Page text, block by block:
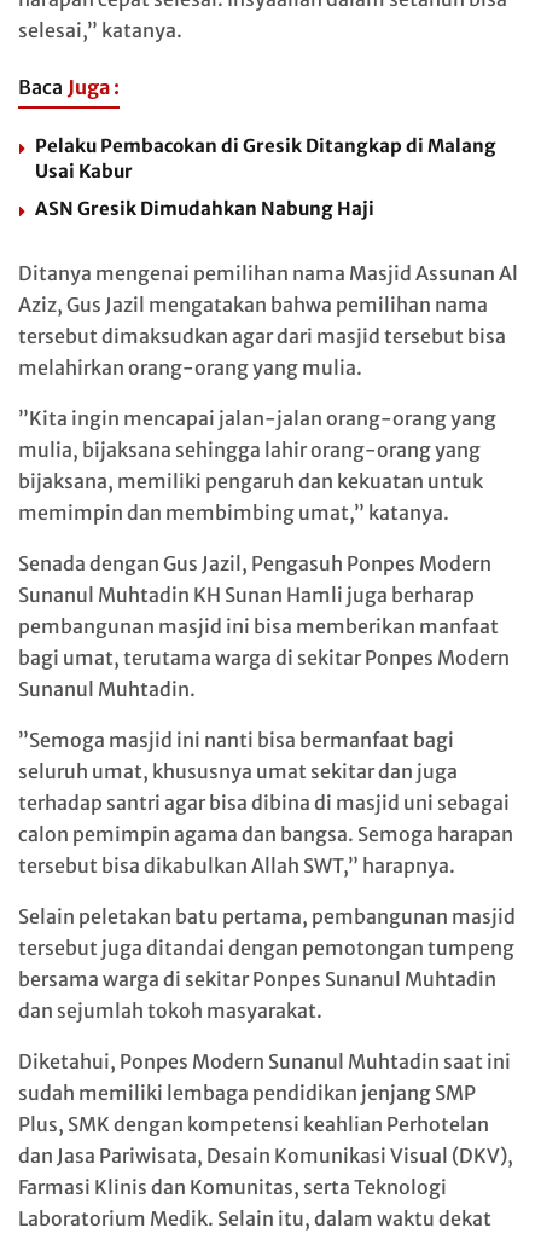
selesai,” katanya.
Baca Juga :
Pelaku Pembacokan di Gresik Ditangkap di Malang
Usai Kabur
ASN Gresik Dimudahkan Nabung Haji
Ditanya mengenai pemilihan nama Masjid Assunan Al
Aziz, Gus Jazil mengatakan bahwa pemilihan nama
tersebut dimaksudkan agar dari masjid tersebut bisa
melahirkan orang-orang yang mulia.
”Kita ingin mencapai jalan-jalan orang-orang yang
mulia, bijaksana sehingga lahir orang-orang yang
bijaksana, memiliki pengaruh dan kekuatan untuk
memimpin dan membimbing umat,” katanya.
Senada dengan Gus Jazil, Pengasuh Ponpes Modern
Sunanul Muhtadin KH Sunan Hamli juga berharap
pembangunan masjid ini bisa memberikan manfaat
bagi umat, terutama warga di sekitar Ponpes Modern
Sunanul Muhtadin.
”Semoga masjid ini nanti bisa bermanfaat bagi
seluruh umat, khususnya umat sekitar dan juga
terhadap santri agar bisa dibina di masjid uni sebagai
calon pemimpin agama dan bangsa. Semoga harapan
tersebut bisa dikabulkan Allah SWT,” harapnya.
Selain peletakan batu pertama, pembangunan masjid
tersebut juga ditandai dengan pemotongan tumpeng
bersama warga di sekitar Ponpes Sunanul Muhtadin
dan sejumlah tokoh masyarakat.
Diketahui, Ponpes Modern Sunanul Muhtadin saat ini
sudah memiliki lembaga pendidikan jenjang SMP
Plus, SMK dengan kompetensi keahlian Perhotelan
dan Jasa Pariwisata, Desain Komunikasi Visual (DKV),
Farmasi Klinis dan Komunitas, serta Teknologi
Laboratorium Medik. Selain itu, dalam waktu dekat